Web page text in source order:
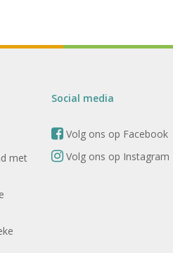
met
Social media
Volg ons op Facebook
Volg ons op Instagram